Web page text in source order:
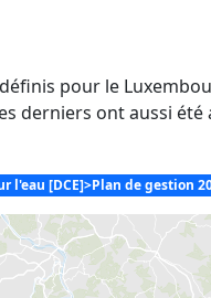
pour le
derniers ont aussi été
l'eau [DCE]>Plan de gestion